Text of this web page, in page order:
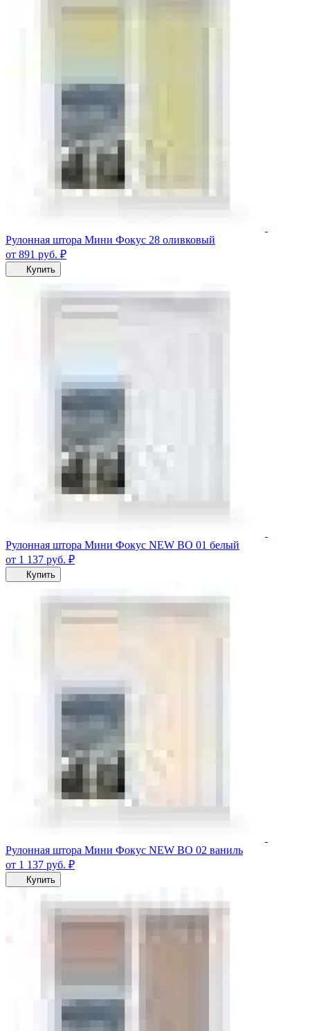
Рулонная штора Мини Фокус 28 оливковый
от 891 руб. ₽
Купить
Рулонная штора Мини Фокус NEW BO 01 белый
от 1 137 руб. ₽
Купить
Рулонная штора Мини Фокус NEW BO 02 ваниль
от 1 137 руб. ₽
Купить